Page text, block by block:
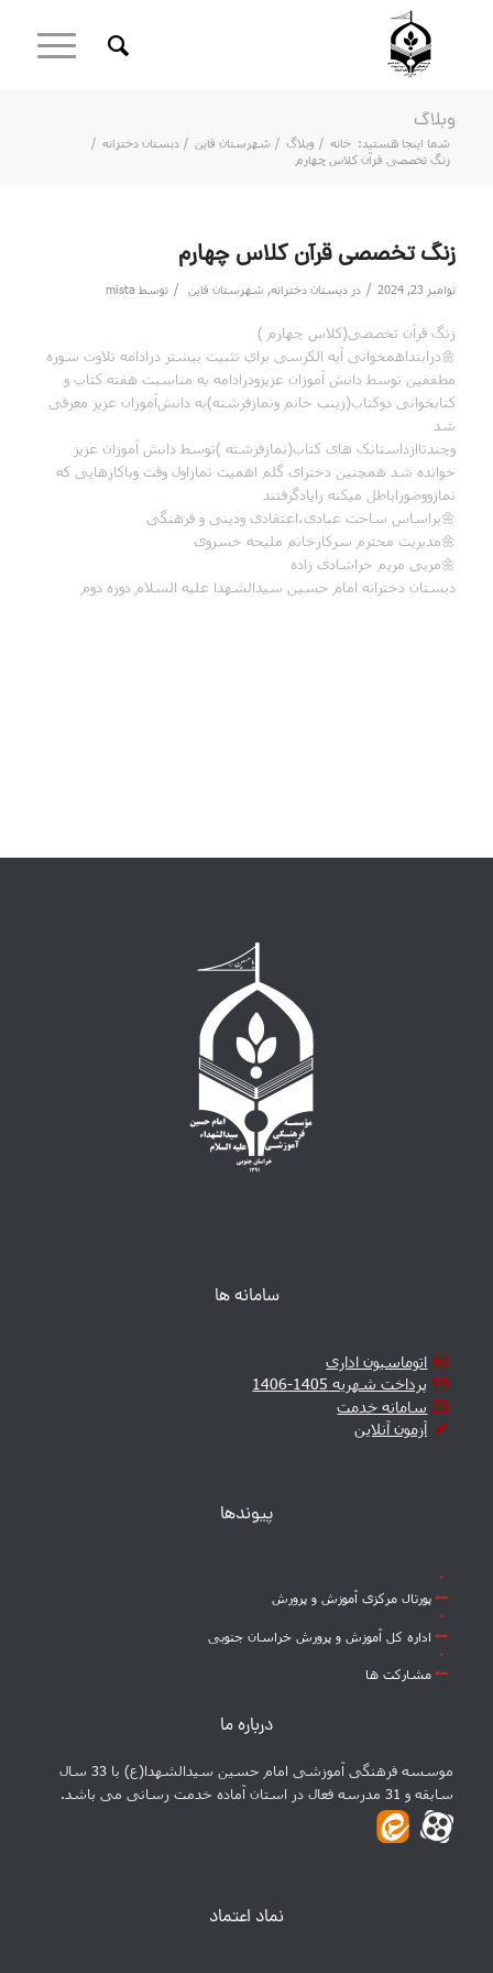
وبلاگ
شما اینجا هستید: خانه / وبلاگ / شهرستان قاین / دبستان دخترانه /
زنگ تخصصی قرآن کلاس چهارم
زنگ تخصصی قرآن کلاس چهارم
نوامبر 23, 2024 / در دبستان دخترانه, شهرستان قاین / توسط mista
زنگ قرآن تخصصی(کلاس چهارم )
🌼درابتداهمخوانی آیه الکرسی براي تثبیت بیشتر درادامه تلاوت سوره
مطففین توسط دانش آموزان عزیزودرادامه به مناسبت هفته کتاب و
کتابخوانی دوکتاب(زينب خانم ونمازفرشته)به دانش‌آموزان عزیز معرفی
شد
وچندتاازداستانک های کتاب(نمازفرشته )توسط دانش آموزان عزیز
خوانده شد همچنین دخترای گلم اهمیت نمازاول وقت وباکارهایی که
نمازووضوراباطل میکنه رایادگرفتند
🌼براساس ساحت عبادی،اعتقادی ودینی و فرهنگی
🌼مدیریت محترم سرکارخانم ملیحه خسروی
🌼مربی مریم خراشادی زاده
دبستان دخترانه امام حسین سیدالشهدا علیه السلام دوره دوم
سامانه ها
اتوماسیون اداری
پرداخت شهریه 1405-1406
سامانه خدمت
آزمون آنلاین
پیوندها
پورتال مرکزی آموزش و پرورش
اداره کل آموزش و پرورش خراسان جنوبی
مشارکت ها
درباره ما
موسسه فرهنگی آموزشی امام حسین سیدالشهدا(ع) با 33 سال
سابقه و 31 مدرسه فعال در استان آماده خدمت رسانی می باشد.
نماد اعتماد